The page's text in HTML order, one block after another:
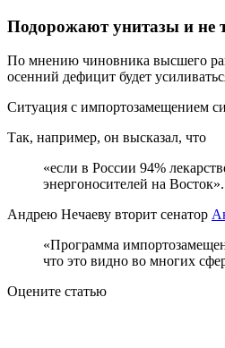
Подорожают унитазы и не
По мнению чиновника высшего
осенний дефицит будет
Ситуация с импортозамещением
Так, например, он высказал, что
«если в России 94%
энергоносителей на Восток».
Андрею Нечаеву вторит сенатор
«Программа
что это видно во многих
Оцените статью